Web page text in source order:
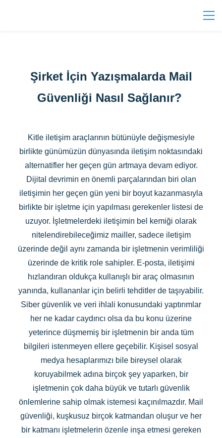
Şirket İçin Yazışmalarda Mail
Güvenliği Nasıl Sağlanır?
Kitle iletişim araçlarının bütünüyle değişmesiyle
birlikte günümüzün dünyasında iletişim noktasındaki
alternatifler her geçen gün artmaya devam ediyor.
Dijital devrimin en önemli parçalarından biri olan
iletişimin her geçen gün yeni bir boyut kazanmasıyla
birlikte bir işletme için yapılması gerekenler listesi de
uzuyor. İşletmelerdeki iletişimin bel kemiği olarak
nitelendirebileceğimiz mailler, sadece iletişim
üzerinde değil aynı zamanda bir işletmenin verimliliği
üzerinde de kritik role sahipler. E-posta, iletişimi
hızlandıran oldukça kullanışlı bir araç olmasının
yanında, kullananlar için belirli tehditler de taşıyabilir.
Siber güvenlik ve veri ihlali konusundaki yaptırımlar
her ne kadar caydırıcı olsa da bu konu üzerine
yeterince düşmemiş bir işletmenin bir anda tüm
bilgileri istenmeyen ellere geçebilir. Kişisel sosyal
medya hesaplarımızı bile bireysel olarak
koruyabilmek adına birçok şey yaparken, bir
işletmenin çok daha büyük ve tutarlı güvenlik
önlemlerine sahip olmak istemesi kaçınılmazdır. Mail
güvenliği, kuşkusuz birçok katmandan oluşur ve her
bir katmanı işletmelerin özenle inşa etmesi gereken